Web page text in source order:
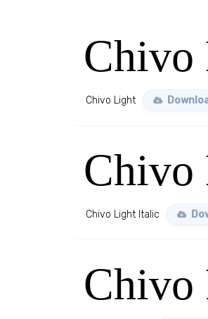
Chivo Light
Chivo Light Italic
Chivo